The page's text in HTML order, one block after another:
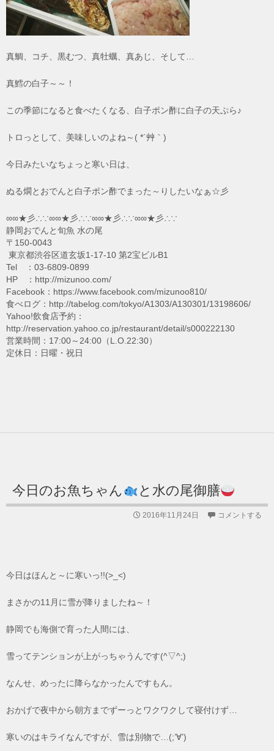
真鯛、コチ、黒むつ、真牡蠣、真あじ、そして…
真鱈の白子～～！
この季節になると食べたくなる、白子ポン酢に白子の天ぷら♪
トロっとして、美味しいのよね～( *´艸｀)
今日みたいなちょっと寒い日は、
ぬる燗とおでんと白子ポン酢でまった～りしたいなぁ☆彡
∞∞★彡∴∵∞∞★彡∴∵∞∞★彡∴∵∞∞★彡∴∵
静岡おでんと旬魚 水の尾
〒150-0043
東京都渋谷区道玄坂1-17-10 第2宝ビルB1
Tel ：03-6809-0899
HP ：http://mizunoo.com/
Facebook：https://www.facebook.com/mizunoo810/
食べログ：http://tabelog.com/tokyo/A1303/A130301/13198606/
Yahoo!飲食店予約：
http://reservation.yahoo.co.jp/restaurant/detail/s000222130
営業時間：17:00～24:00（L.O.22:30）
定休日：日曜・祝日
今日のお魚ちゃん と水の尾御膳
2016年11月24日 コメントする
今日はほんと～に寒いっ!!(>_<)
まさかの11月に雪が降りましたね～！
静岡でも海側で育った人間には、
雪ってテンションが上がっちゃうんです(^▽^;)
なんせ、めったに降らなかったんですもん。
おかげで夜中から朝方までずーっとワクワクして寝付けず…
寒いのはキライなんですが、雪は別物で…(;’∀’)